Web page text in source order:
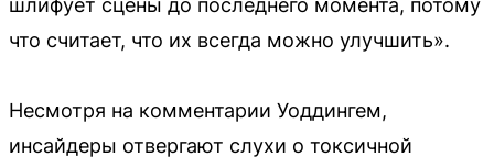
шлифует сцены до последнего момента, потому
что считает, что их всегда можно улучшить».
Несмотря на комментарии Уоддингем,
инсайдеры отвергают слухи о токсичной